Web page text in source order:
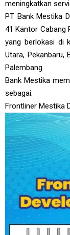
meningkatkan
PT Bank Mestika
41 Kantor Cabang
yang berlokasi di
Utara, Pekanbaru,
Palembang.
Bank Mestika
sebagai:
Frontliner Mestika